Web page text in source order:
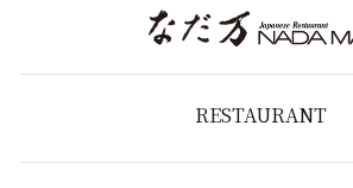
RESTAURANT